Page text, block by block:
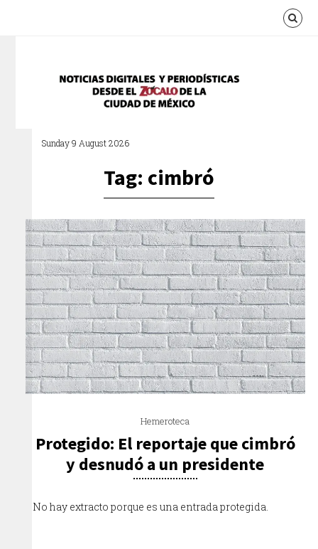
Sunday 9 August 2026
Tag: cimbró
Hemeroteca
Protegido: El reportaje que cimbró
y desnudó a un presidente
No hay extracto porque es una entrada protegida.